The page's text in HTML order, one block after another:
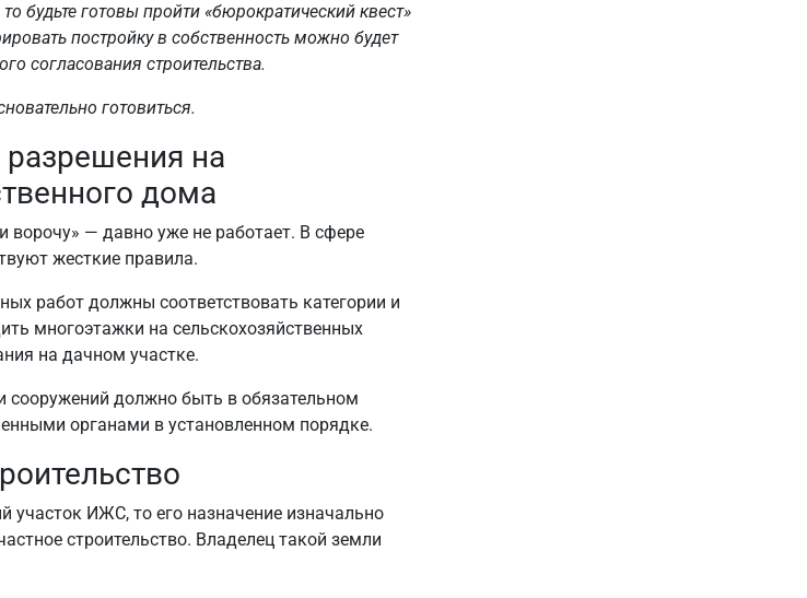
будьте готовы пройти «бюрократический квест»
постройку в собственность можно будет
согласования строительства.
готовиться.
на
дома
ворочу» — давно уже не работает. В сфере
жесткие правила.
работ должны соответствовать категории и
многоэтажки на сельскохозяйственных
на дачном участке.
сооружений должно быть в обязательном
органами в установленном порядке.
участок ИЖС, то его назначение изначально
строительство. Владелец такой земли